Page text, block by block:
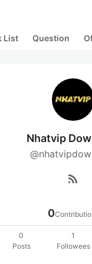
List Question
Nhatvip
rss_feed
0
0
Posts
1
Followees